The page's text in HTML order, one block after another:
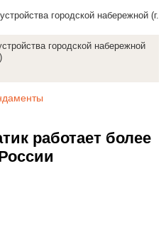
городской набережной
работает более